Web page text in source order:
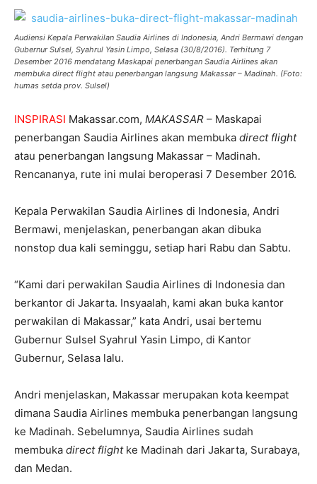
Audiensi Kepala Perwakilan Saudia Airlines di Indonesia, Andri Bermawi dengan
Gubernur Sulsel, Syahrul Yasin Limpo, Selasa (30/8/2016). Terhitung 7
Desember 2016 mendatang Maskapai penerbangan Saudia Airlines akan
membuka direct flight atau penerbangan langsung Makassar – Madinah. (Foto:
humas setda prov. Sulsel)
INSPIRASI Makassar.com, MAKASSAR – Maskapai
penerbangan Saudia Airlines akan membuka direct flight
atau penerbangan langsung Makassar – Madinah.
Rencananya, rute ini mulai beroperasi 7 Desember 2016.
Kepala Perwakilan Saudia Airlines di Indonesia, Andri
Bermawi, menjelaskan, penerbangan akan dibuka
nonstop dua kali seminggu, setiap hari Rabu dan Sabtu.
“Kami dari perwakilan Saudia Airlines di Indonesia dan
berkantor di Jakarta. Insyaalah, kami akan buka kantor
perwakilan di Makassar,” kata Andri, usai bertemu
Gubernur Sulsel Syahrul Yasin Limpo, di Kantor
Gubernur, Selasa lalu.
Andri menjelaskan, Makassar merupakan kota keempat
dimana Saudia Airlines membuka penerbangan langsung
ke Madinah. Sebelumnya, Saudia Airlines sudah
membuka direct flightke Madinah dari Jakarta, Surabaya,
dan Medan.